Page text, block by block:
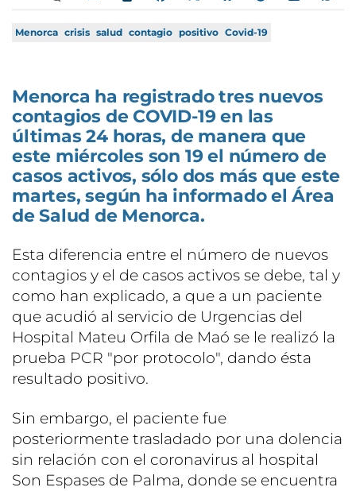
Menorca crisis salud contagio positivo Covid-19
Menorca ha registrado tres nuevos
contagios de COVID-19 en las
últimas 24 horas, de manera que
este miércoles son 19 el número de
casos activos, sólo dos más que este
martes, según ha informado el Área
de Salud de Menorca.
Esta diferencia entre el número de nuevos
contagios y el de casos activos se debe, tal y
como han explicado, a que a un paciente
que acudió al servicio de Urgencias del
Hospital Mateu Orfila de Maó se le realizó la
prueba PCR "por protocolo", dando ésta
resultado positivo.
Sin embargo, el paciente fue
posteriormente trasladado por una dolencia
sin relación con el coronavirus al hospital
Son Espases de Palma, donde se encuentra